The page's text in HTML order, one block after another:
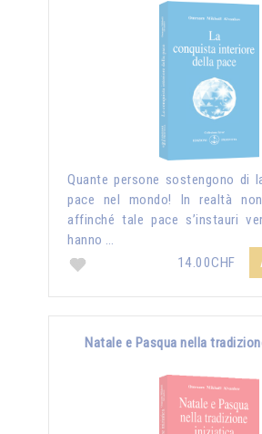
Quante persone sostengono di
pace nel mondo! In realtà
affinché tale pace s’instauri
hanno …
14.00CHF
Natale e Pasqua nella